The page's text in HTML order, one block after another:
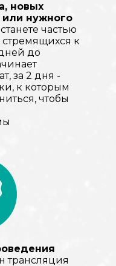
новых
или нужного
частью
к
до
за 2 дня -
к которым
чтобы
трансляция